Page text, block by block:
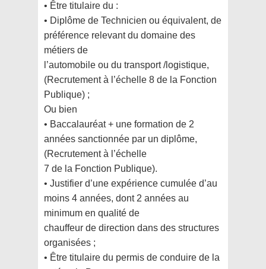
• Être titulaire du :
• Diplôme de Technicien ou équivalent, de
préférence relevant du domaine des
métiers de
l’automobile ou du transport /logistique,
(Recrutement à l’échelle 8 de la Fonction
Publique) ;
Ou bien
• Baccalauréat + une formation de 2
années sanctionnée par un diplôme,
(Recrutement à l’échelle
7 de la Fonction Publique).
• Justifier d’une expérience cumulée d’au
moins 4 années, dont 2 années au
minimum en qualité de
chauffeur de direction dans des structures
organisées ;
• Être titulaire du permis de conduire de la